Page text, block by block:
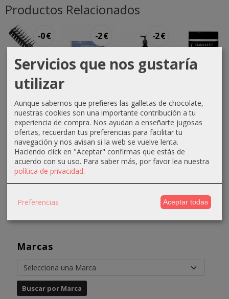
Marcas
Productos Relacionados
-0 €
Cepillo
grande
Eurostil
0,99 €
1,20 €
-2 €
cierre tiras
3,50 €
5,50 €
-2 €
macadamia...
16,01 €
18,01 €
Diagnostic...
7,50 €
Servicios que nos gustaría
utilizar
Aunque sabemos que prefieres las galletas de chocolate,
nuestras cookies son una importante contribución a tu
experiencia de compra. Nos ayudan a enseñarte jugosas
ofertas, recuerdan tus preferencias para facilitar tu
navegación y nos avisan si la web se vuelve lenta.
Haciendo click en "Aceptar" confirmas que estás de
acuerdo con su uso. Para saber más, por favor lea nuestra
política de privacidad.
Preferencias Aceptar todas